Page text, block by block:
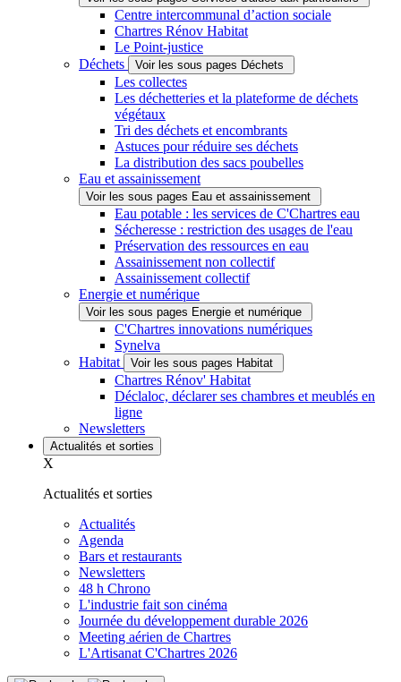
Centre intercommunal d’action sociale
Chartres Rénov Habitat
Le Point-justice
Déchets
Voir les sous pages Déchets
Les collectes
Les déchetteries et la plateforme de déchets
végétaux
Tri des déchets et encombrants
Astuces pour réduire ses déchets
La distribution des sacs poubelles
Eau et assainissement
Voir les sous pages Eau et assainissement
Eau potable : les services de C'Chartres eau
Sécheresse : restriction des usages de l'eau
Préservation des ressources en eau
Assainissement non collectif
Assainissement collectif
Energie et numérique
Voir les sous pages Energie et numérique
C'Chartres innovations numériques
Synelva
Habitat
Voir les sous pages Habitat
Chartres Rénov' Habitat
Déclaloc, déclarer ses chambres et meublés en
ligne
Newsletters
Actualités et sorties
X
Actualités et sorties
Actualités
Agenda
Bars et restaurants
Newsletters
48 h Chrono
L'industrie fait son cinéma
Journée du développement durable 2026
Meeting aérien de Chartres
L'Artisanat C'Chartres 2026